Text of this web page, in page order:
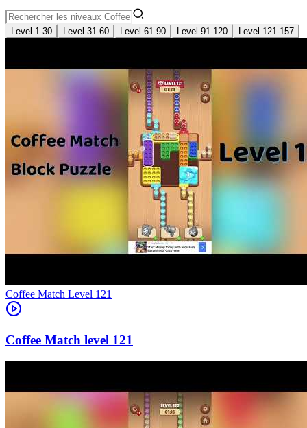
Level 1-30 Level 31-60 Level 61-90 Level 91-120 Level 121-157
Level 121
121